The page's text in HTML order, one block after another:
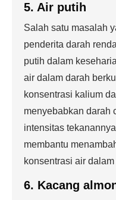
5. Air putih
Salah satu masalah
penderita darah
putih dalam
air dalam darah
konsentrasi kalium
menyebabkan darah
intensitas
membantu
konsentrasi air
6. Kacang